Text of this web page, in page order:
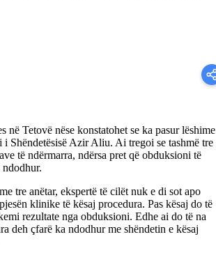
Tetovë nëse konstatohet se ka pasur lëshime
Shëndetësisë Azir Aliu. Ai tregoi se tashmë tre
të ndërmarra, ndërsa pret që obduksioni të
ndodhur.
tre anëtar, ekspertë të cilët nuk e di sot apo
klinike të kësaj procedura. Pas kësaj do të
rezultate nga obduksioni. Edhe ai do të na
deh çfarë ka ndodhur me shëndetin e kësaj